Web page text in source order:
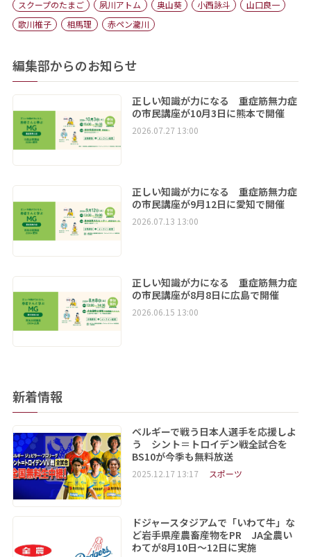
スクープのたまご 夙川アトム 奥山葵 小西詠斗
山口良一
歌川椎子
相馬理 赤ペン瀧川
編集部からのお知らせ
正しい知識が力になる 重症筋無力症
の市民講座が10月3日に熊本で開催
2026.07.27 13:00
正しい知識が力になる 重症筋無力症
の市民講座が9月12日に愛知で開催
2026.07.13 13:00
正しい知識が力になる 重症筋無力症
の市民講座が8月8日に広島で開催
2026.06.15 13:00
新着情報
ベルギーで戦う日本人選手を応援しよ
う シント＝トロイデン戦全試合を
BS10が今季も無料放送
2025.12.17 13:17 スポーツ
ドジャースタジアムで「いわて牛」な
ど岩手県産農畜産物をPR JA全農い
わてが8月10日～12日に実施